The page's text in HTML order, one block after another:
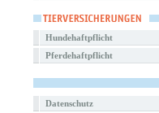
Hundehaftpflicht
Pferdehaftpflicht
Datenschutz